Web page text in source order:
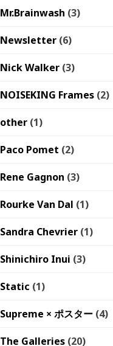
Mr.Brainwash (3)
Newsletter (6)
Nick Walker (3)
NOISEKING Frames (2)
other (1)
Paco Pomet (2)
Rene Gagnon (3)
Rourke Van Dal (1)
Sandra Chevrier (1)
Shinichiro Inui (3)
Static (1)
Supreme × ポスター (4)
The Galleries (20)